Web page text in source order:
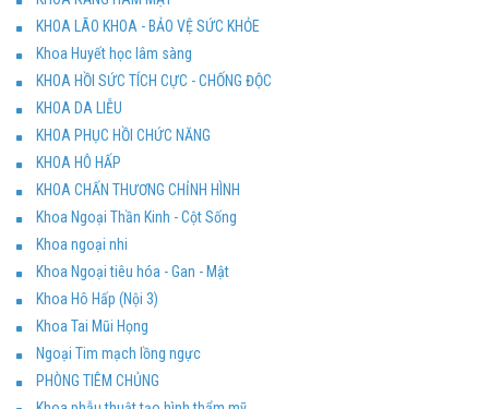
KHOA LÃO KHOA - BẢO VỆ SỨC KHỎE
Khoa Huyết học lâm sàng
KHOA HỒI SỨC TÍCH CỰC - CHỐNG ĐỘC
KHOA DA LIỄU
KHOA PHỤC HỒI CHỨC NĂNG
KHOA HÔ HẤP
KHOA CHẤN THƯƠNG CHỈNH HÌNH
Khoa Ngoại Thần Kinh - Cột Sống
Khoa ngoại nhi
Khoa Ngoại tiêu hóa - Gan - Mật
Khoa Hô Hấp (Nội 3)
Khoa Tai Mũi Họng
Ngoại Tim mạch lồng ngực
PHÒNG TIÊM CHỦNG